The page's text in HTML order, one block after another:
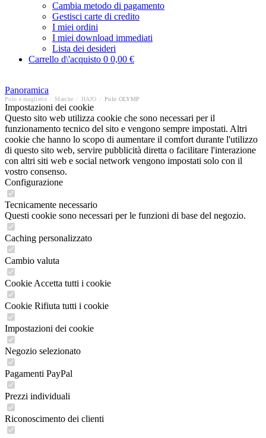
Cambia metodo di pagamento
Gestisci carte di credito
I miei ordini
I miei download immediati
Lista dei desideri
Carrello d\'acquisto 0 0,00 €
Panoramica
Polo e magliette Marche HAJO Polo OLYMP
Impostazioni dei cookie
Questo sito web utilizza cookie che sono necessari per il
funzionamento tecnico del sito e vengono sempre impostati. Altri
cookie che hanno lo scopo di aumentare il comfort durante l'utilizzo
di questo sito web, servire pubblicità diretta o facilitare l'interazione
con altri siti web e social network vengono impostati solo con il
vostro consenso.
Configurazione
Tecnicamente necessario
Questi cookie sono necessari per le funzioni di base del negozio.
Caching personalizzato
Cambio valuta
Cookie Accetta tutti i cookie
Cookie Rifiuta tutti i cookie
Impostazioni dei cookie
Negozio selezionato
Pagamenti PayPal
Prezzi individuali
Riconoscimento dei clienti